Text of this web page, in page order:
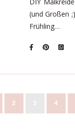
(und Großen
Frühling…
2 4